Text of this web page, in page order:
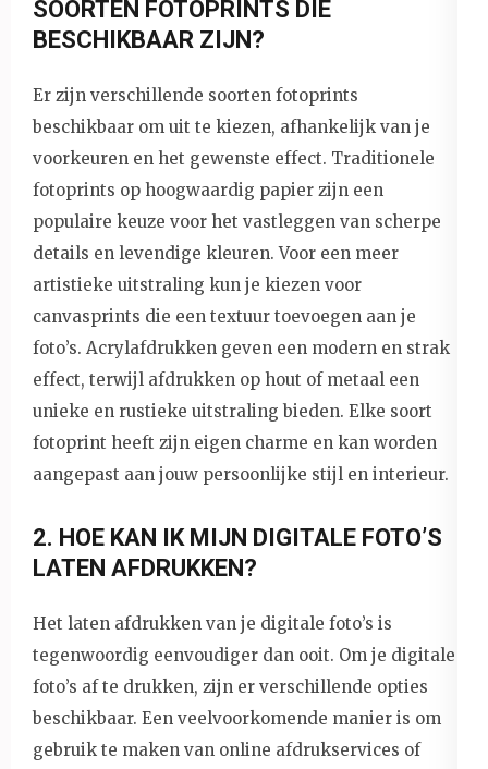
SOORTEN FOTOPRINTS DIE
BESCHIKBAAR ZIJN?
Er zijn verschillende soorten fotoprints
beschikbaar om uit te kiezen, afhankelijk van je
voorkeuren en het gewenste effect. Traditionele
fotoprints op hoogwaardig papier zijn een
populaire keuze voor het vastleggen van scherpe
details en levendige kleuren. Voor een meer
artistieke uitstraling kun je kiezen voor
canvasprints die een textuur toevoegen aan je
foto’s. Acrylafdrukken geven een modern en strak
effect, terwijl afdrukken op hout of metaal een
unieke en rustieke uitstraling bieden. Elke soort
fotoprint heeft zijn eigen charme en kan worden
aangepast aan jouw persoonlijke stijl en interieur.
2. HOE KAN IK MIJN DIGITALE FOTO’S
LATEN AFDRUKKEN?
Het laten afdrukken van je digitale foto’s is
tegenwoordig eenvoudiger dan ooit. Om je digitale
foto’s af te drukken, zijn er verschillende opties
beschikbaar. Een veelvoorkomende manier is om
gebruik te maken van online afdrukservices of